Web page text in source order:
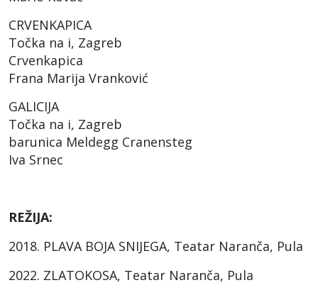
CRVENKAPICA
Točka na i, Zagreb
Crvenkapica
Frana Marija Vranković
GALICIJA
Točka na i, Zagreb
barunica Meldegg Cranensteg
Iva Srnec
REŽIJA:
2018. PLAVA BOJA SNIJEGA, Teatar Naranča, Pula
2022. ZLATOKOSA, Teatar Naranča, Pula